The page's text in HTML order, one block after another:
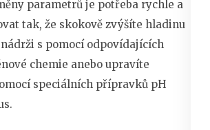
parametrů je potřeba rychle a
tak, že skokově zvýšíte hladinu
s pomocí odpovídajících
chemie anebo upravíte
speciálních přípravků pH